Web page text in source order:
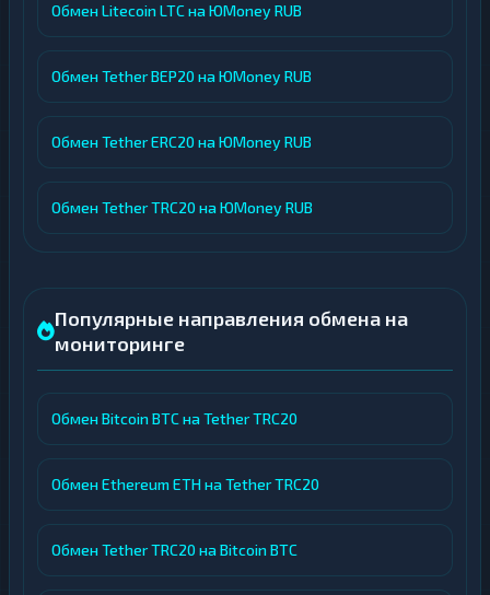
Обмен Litecoin LTC на ЮMoney RUB
Обмен Tether BEP20 на ЮMoney RUB
Обмен Tether ERC20 на ЮMoney RUB
Обмен Tether TRC20 на ЮMoney RUB
Популярные направления обмена на
мониторинге
Обмен Bitcoin BTC на Tether TRC20
Обмен Ethereum ETH на Tether TRC20
Обмен Tether TRC20 на Bitcoin BTC